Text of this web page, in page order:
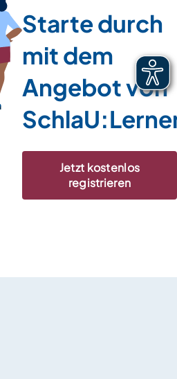
Starte durch
mit dem
Angebot von
Jetzt kostenlos
registrieren